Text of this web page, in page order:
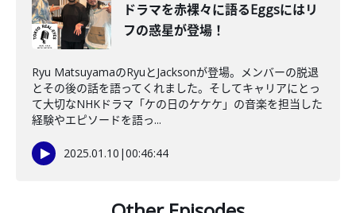
ドラマを赤裸々に語るEggsにはリ
フの惑星が登場！
Ryu MatsuyamaのRyuとJacksonが登場。メンバーの脱退
とその後の話を語ってくれました。そしてキャリアにとっ
て大切なNHKドラマ「ケの日のケケケ」の音楽を担当した
経験やエピソードを語っ...
2025.01.10 |00:46:44